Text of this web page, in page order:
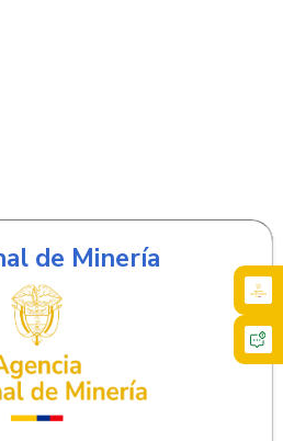
de Minería